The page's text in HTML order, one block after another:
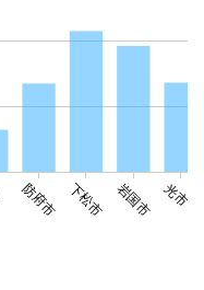
防府市 下松市 岩国市 光市